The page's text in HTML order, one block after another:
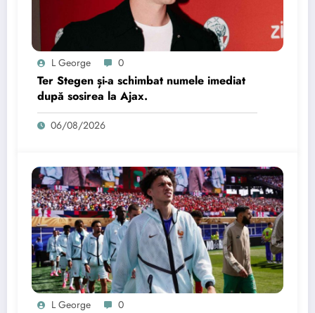
L George 0
Ter Stegen și-a schimbat numele imediat
după sosirea la Ajax.
06/08/2026
L George 0